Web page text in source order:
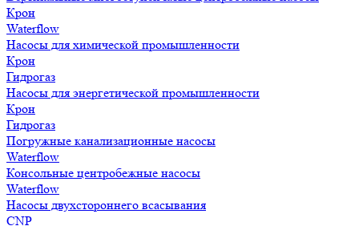
Крон
Waterflow
Насосы для химической промышленности
Крон
Гидрогаз
Насосы для энергетической промышленности
Крон
Гидрогаз
Погружные канализационные насосы
Waterflow
Консольные центробежные насосы
Waterflow
Насосы двухстороннего всасывания
CNP